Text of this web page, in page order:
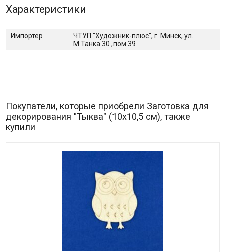
Характеристики
Импортер
ЧТУП "Художник-плюс", г. Минск, ул.
М.Танка 30 ,пом.39
Покупатели, которые приобрели Заготовка для
декорирования "Тыква" (10х10,5 см), также
купили